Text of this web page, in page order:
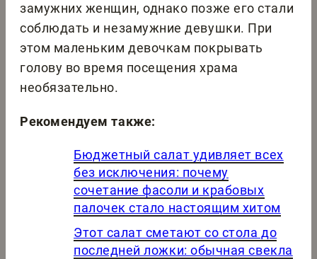
замужних женщин, однако позже его стали
соблюдать и незамужние девушки. При
этом маленьким девочкам покрывать
голову во время посещения храма
необязательно.
Рекомендуем также:
Бюджетный салат удивляет всех
без исключения: почему
сочетание фасоли и крабовых
палочек стало настоящим хитом
Этот салат сметают со стола до
последней ложки: обычная свекла